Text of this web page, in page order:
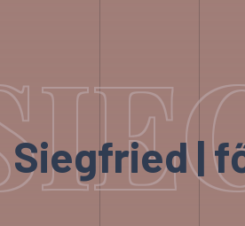
Siegfried |